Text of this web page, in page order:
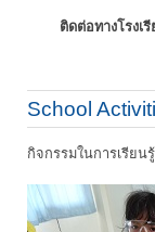
ติดต่อทางโรงเ
School
กิจกรรมในการเรียน